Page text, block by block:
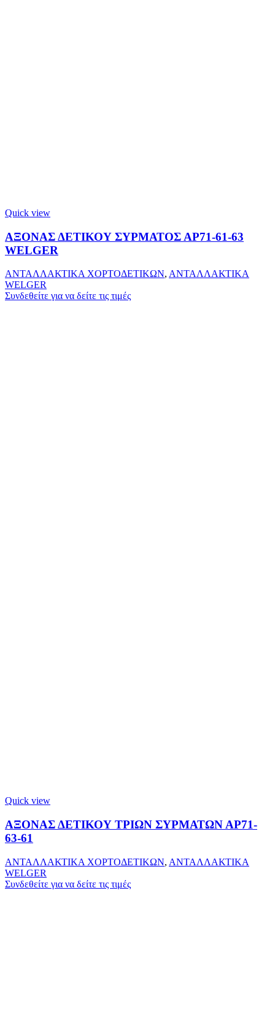
Quick view
ΑΞΟΝΑΣ ΔΕΤΙΚΟΥ ΣΥΡΜΑΤΟΣ ΑΡ71-61-63
WELGER
ΑΝΤΑΛΛΑΚΤΙΚΑ ΧΟΡΤΟΔΕΤΙΚΩΝ, ΑΝΤΑΛΛΑΚΤΙΚΑ
WELGER
Συνδεθείτε για να δείτε τις τιμές
Quick view
ΑΞΟΝΑΣ ΔΕΤΙΚΟΥ ΤΡΙΩΝ ΣΥΡΜΑΤΩΝ ΑΡ71-
63-61
ΑΝΤΑΛΛΑΚΤΙΚΑ ΧΟΡΤΟΔΕΤΙΚΩΝ, ΑΝΤΑΛΛΑΚΤΙΚΑ
WELGER
Συνδεθείτε για να δείτε τις τιμές